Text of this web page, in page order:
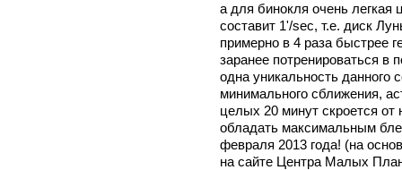
а для бинокля очень легкая
составит 1'/sec, т.е. диск
примерно в 4 раза быстрее
заранее потренироваться
одна уникальность данного
минимального сближения,
целых 20 минут скроется от
обладать максимальным
февраля 2013 года! (на
на сайте Центра Малых